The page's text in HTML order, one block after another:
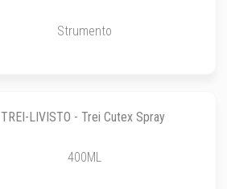
Strumento
TREI-LIVISTO - Trei Cutex Spray
400ML